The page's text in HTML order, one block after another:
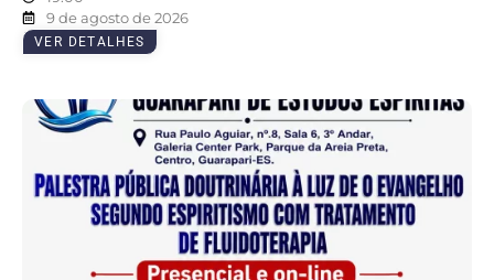
9 de agosto de 2026
VER DETALHES